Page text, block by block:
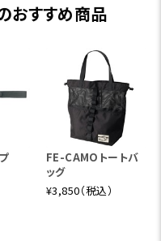
おすすめ商品
FE-CAMOトートバ
ッグ
¥3,850（税込）